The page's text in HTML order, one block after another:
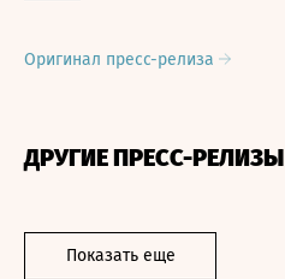
Оригинал пресс-релиза
ДРУГИЕ ПРЕСС-РЕЛИЗЫ
Показать еще